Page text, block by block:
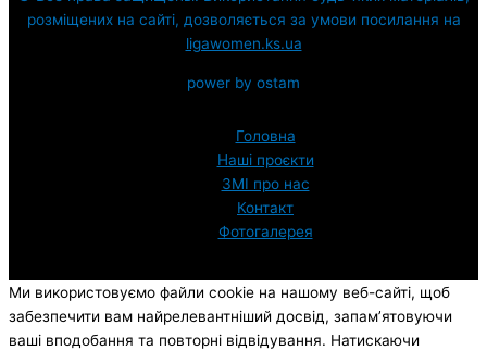
розміщених на сайті, дозволяється за умови посилання на
ligawomen.ks.ua
power by ostam
Головна
Наші проєкти
ЗМI про нас
Контакт
Фотогалерея
Ми використовуємо файли cookie на нашому веб-сайті, щоб
забезпечити вам найрелевантніший досвід, запам’ятовуючи
ваші вподобання та повторні відвідування. Натискаючи